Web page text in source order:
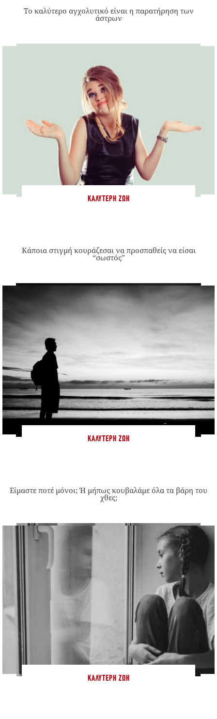
Το καλύτερο αγχολυτικό είναι η παρατήρηση των
άστρων
ΚΑΛΎΤΕΡΗ ΖΩΉ
Κάποια στιγμή κουράζεσαι να προσπαθείς να είσαι
“σωστός”
ΚΑΛΎΤΕΡΗ ΖΩΉ
Είμαστε ποτέ μόνοι; Ή μήπως κουβαλάμε όλα τα βάρη του
χθες;
ΚΑΛΎΤΕΡΗ ΖΩΉ